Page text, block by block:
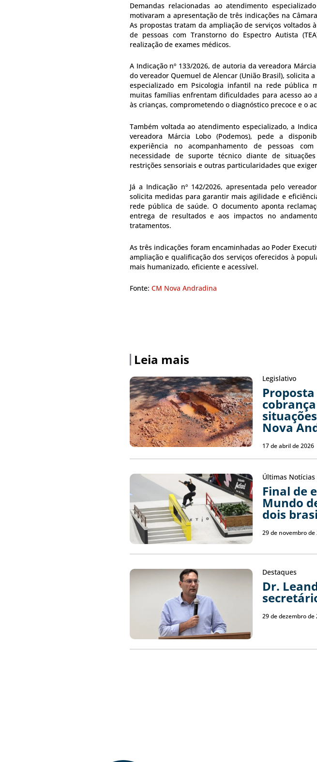
Demandas relacionadas ao atendimento
motivaram a apresentação de três indicações na
As propostas tratam da ampliação de serviços voltados
de pessoas com Transtorno do Espectro Autista
realização de exames médicos.
A Indicação nº 133/2026, de autoria da vereadora
do vereador Quemuel de Alencar (União Brasil), solicita
especializado em Psicologia infantil na rede pública
muitas famílias enfrentam dificuldades para acesso ao
às crianças, comprometendo o diagnóstico precoce e o
Também voltada ao atendimento especializado, a
vereadora Márcia Lobo (Podemos), pede a
experiência no acompanhamento de pessoas
necessidade de suporte técnico diante de
restrições sensoriais e outras particularidades que
Já a Indicação nº 142/2026, apresentada pelo
solicita medidas para garantir mais agilidade e
rede pública de saúde. O documento aponta
entrega de resultados e aos impactos no
tratamentos.
As três indicações foram encaminhadas ao Poder
ampliação e qualificação dos serviços oferecidos à
mais humanizado, eficiente e acessível.
Fonte: CM Nova Andradina
Leia mais
Legislativo
Nova
17 de abril de 2026
Últimas Notícias
Final de
Mundo
dois
29 de novembro de
Destaques
Dr.
29 de dezembro de